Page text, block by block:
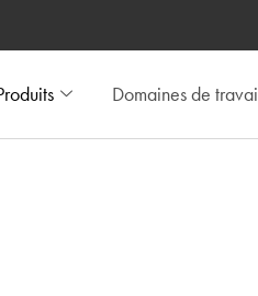
Domaines de travail